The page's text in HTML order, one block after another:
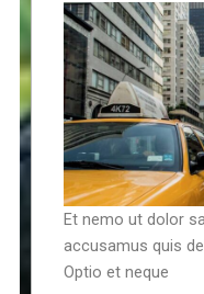
Et nemo ut dolor
accusamus quis
Optio et neque